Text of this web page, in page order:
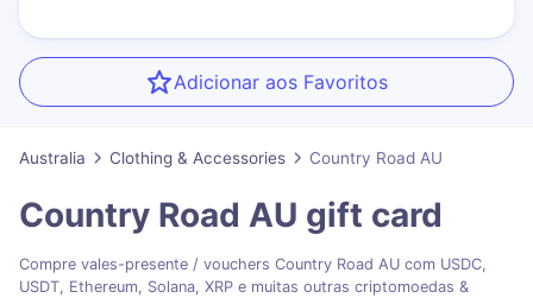
Adicionar aos Favoritos
Australia Clothing & Accessories Country Road AU
Country Road AU gift card
Compre vales-presente / vouchers Country Road AU com USDC,
USDT, Ethereum, Solana, XRP e muitas outras criptomoedas &